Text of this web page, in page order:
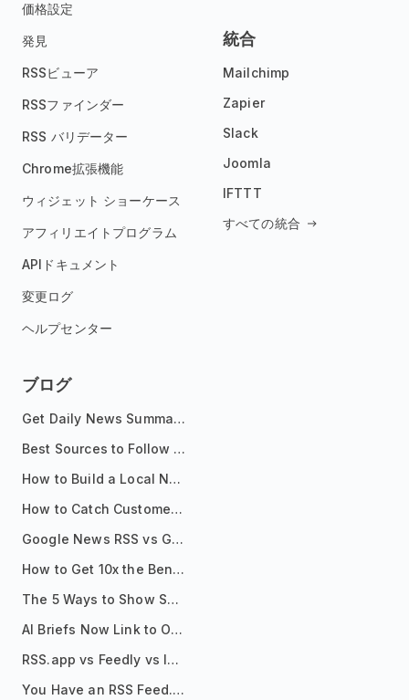
価格設定
発見
RSSビューア
RSSファインダー
RSS バリデーター
Chrome拡張機能
ウィジェット ショーケース
アフィリエイトプログラム
APIドキュメント
変更ログ
ヘルプセンター
統合
Mailchimp
Zapier
Slack
Joomla
IFTTT
すべての統合
ブログ
Get Daily News Summaries About Any Topic in Telegram, Discord, Slack, and Email
Best Sources to Follow for Crypto News in Your Reader (2026)
How to Build a Local News Hub That Updates Itself
How to Catch Customer Problems Before They Become Support Tickets
Google News RSS vs Google Alerts: Which Is Better for News Monitoring?
How to Get 10x the Benefits of Google Alerts
The 5 Ways to Show Sources in Your AI Brief, And When to Use Each
AI Briefs Now Link to Original Sources. Here's Why It Matters
RSS.app vs Feedly vs Inoreader: Which One Is Actually Right for You?
You Have an RSS Feed. Now What?